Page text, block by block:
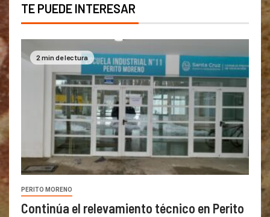
TE PUEDE INTERESAR
2 min de lectura
PERITO MORENO
Continúa el relevamiento técnico en Perito